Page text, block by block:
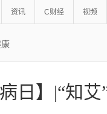
资讯 C财经 视频
日】|“知